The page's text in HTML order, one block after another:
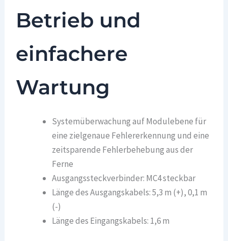
Betrieb und
einfachere
Wartung
Systemüberwachung auf Modulebene für
eine zielgenaue Fehlererkennung und eine
zeitsparende Fehlerbehebung aus der
Ferne
Ausgangssteckverbinder: MC4 steckbar
Länge des Ausgangskabels: 5,3 m (+), 0,1 m
(-)
Länge des Eingangskabels: 1,6 m